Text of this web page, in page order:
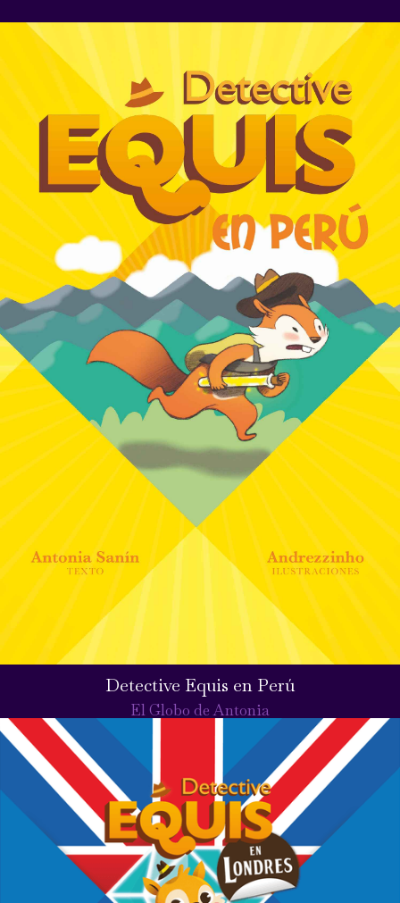
Detective Equis en Perú
El Globo de Antonia